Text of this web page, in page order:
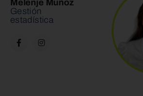
Melenje Muñoz
Gestión
estadística